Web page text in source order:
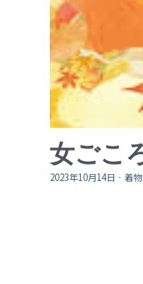
女ごこ
2023年10月14日 ·着